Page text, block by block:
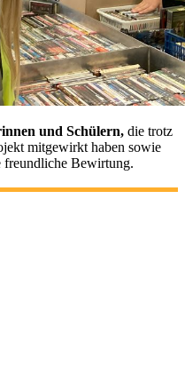
und Schülern, die trotz
mitgewirkt haben sowie
freundliche Bewirtung.